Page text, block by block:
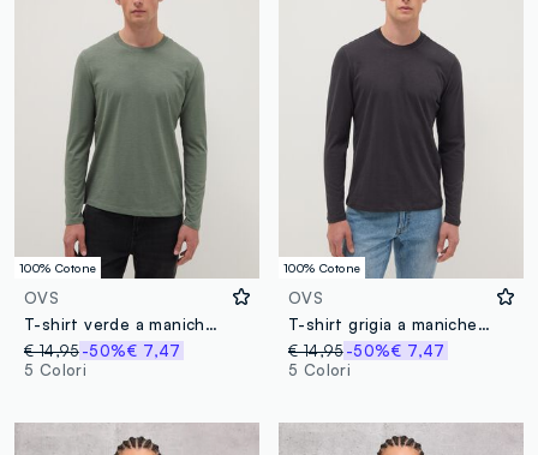
100% Cotone
OVS
T-shirt verde a maniche lunghe in puro cotone regular fit
€ 14,95-50%€ 7,47
5 Colori
100% Cotone
OVS
T-shirt grigia a maniche lunghe in puro cotone regular fit
€ 14,95 -50%€ 7,47
5 Colori